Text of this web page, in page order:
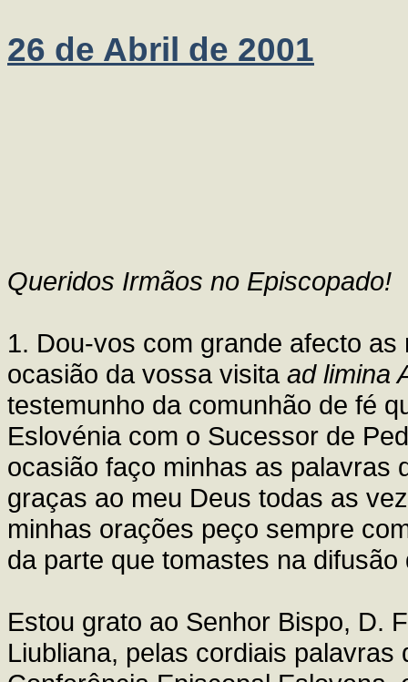
26 de Abril de 2001
Queridos Irmãos no Episcopado!
1. Dou-vos com grande afecto
ocasião da vossa visita ad limina
testemunho da comunhão de fé
Eslovénia com o Sucessor de
ocasião faço minhas as palavras
graças ao meu Deus todas as
minhas orações peço sempre
da parte que tomastes na
Estou grato ao Senhor Bispo, D.
Liubliana, pelas cordiais